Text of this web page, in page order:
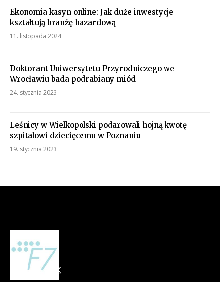
Ekonomia kasyn online: Jak duże inwestycje
kształtują branżę hazardową
11. listopada 2024
Doktorant Uniwersytetu Przyrodniczego we
Wrocławiu bada podrabiany miód
24. stycznia 2023
Leśnicy w Wielkopolski podarowali hojną kwotę
szpitalowi dziecięcemu w Poznaniu
19. stycznia 2023